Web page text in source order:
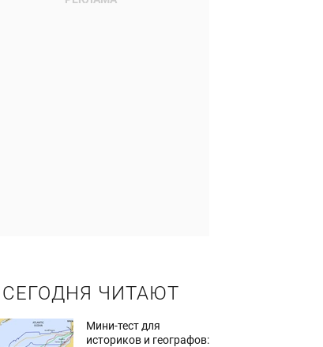
СЕГОДНЯ ЧИТАЮТ
Мини-тест для
историков и географов: